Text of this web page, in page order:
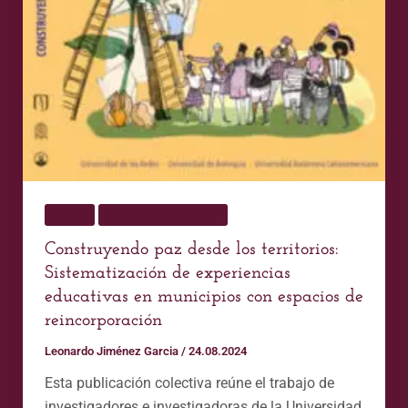
Construyendo paz desde los territorios:
Sistematización de experiencias
educativas en municipios con espacios de
reincorporación
Leonardo Jiménez Garcia / 24.08.2024
Esta publicación colectiva reúne el trabajo de
espacios
de
reincorporación